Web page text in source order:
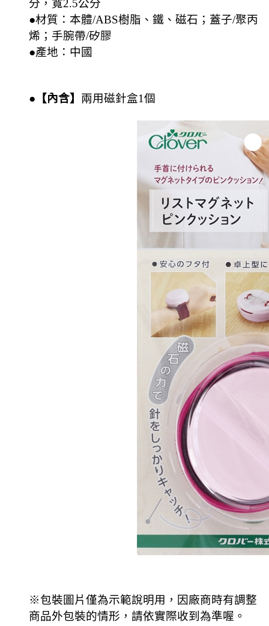
分，寬2.5公分
●材質：本體/ABS樹脂、鐵、磁石；蓋子/聚丙
烯；手腕帶/矽膠
●產地：中國
●【內含】 兩用磁針盒1個
※包裝圖片僅為示範說明用，因廠商時有調整
商品外包裝的情形，請依實際收到為準喔。